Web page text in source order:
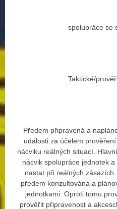
spolupráce se
Taktické/
Předem připravená a
události za účelem
nácviku reálných situací.
nácvik spolupráce jednotek
nastat při reálných
předem konzultována a
jednotkami. Oproti tomu
prověřit připravenost a